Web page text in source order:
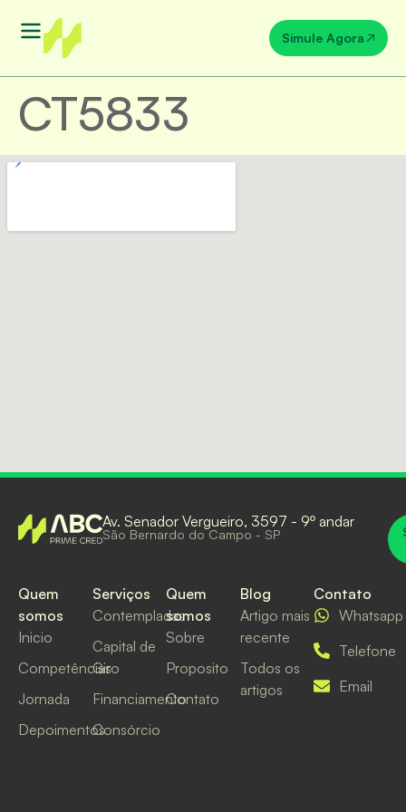
Simule Agora
CT5833
Av. Senador Vergueiro, 3597 - 9º andar
São Bernardo do Campo - SP
Quem
somos
Inicio
Competências
Jornada
Depoimentos
Serviços
Contempladas
Capital de
Giro
Financiamento
Consórcio
Quem
somos
Sobre
Proposito
Contato
Blog
Artigo mais
recente
Todos os
artigos
Contato
Whatsapp
Telefone
Email